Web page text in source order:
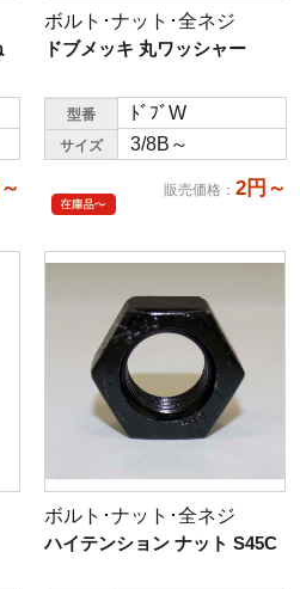
ボルト･ナット･全ネジ
ドブメッキ 丸ワッシャー
型番 ﾄﾞﾌﾞW
サイズ 3/8B～
販売価格 ： 2円～
ボルト･ナット･全ネジ
ハイテンション ナット S45C